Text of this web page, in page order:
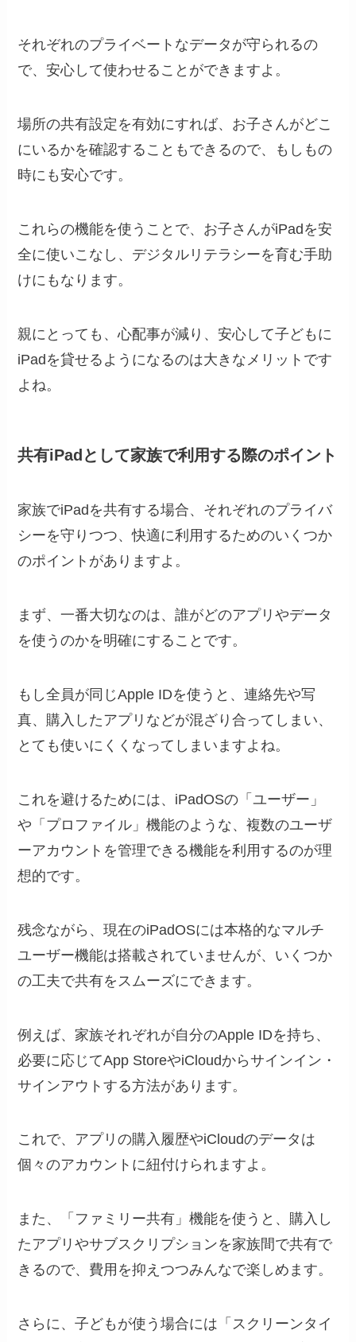
それぞれのプライベートなデータが守られるの
で、安心して使わせることができますよ。
場所の共有設定を有効にすれば、お子さんがどこ
にいるかを確認することもできるので、もしもの
時にも安心です。
これらの機能を使うことで、お子さんがiPadを安
全に使いこなし、デジタルリテラシーを育む手助
けにもなります。
親にとっても、心配事が減り、安心して子どもに
iPadを貸せるようになるのは大きなメリットです
よね。
共有iPadとして家族で利用する際のポイント
家族でiPadを共有する場合、それぞれのプライバ
シーを守りつつ、快適に利用するためのいくつか
のポイントがありますよ。
まず、一番大切なのは、誰がどのアプリやデータ
を使うのかを明確にすることです。
もし全員が同じApple IDを使うと、連絡先や写
真、購入したアプリなどが混ざり合ってしまい、
とても使いにくくなってしまいますよね。
これを避けるためには、iPadOSの「ユーザー」
や「プロファイル」機能のような、複数のユーザ
ーアカウントを管理できる機能を利用するのが理
想的です。
残念ながら、現在のiPadOSには本格的なマルチ
ユーザー機能は搭載されていませんが、いくつか
の工夫で共有をスムーズにできます。
例えば、家族それぞれが自分のApple IDを持ち、
必要に応じてApp StoreやiCloudからサインイン・
サインアウトする方法があります。
これで、アプリの購入履歴やiCloudのデータは
個々のアカウントに紐付けられますよ。
また、「ファミリー共有」機能を使うと、購入し
たアプリやサブスクリプションを家族間で共有で
きるので、費用を抑えつつみんなで楽しめます。
さらに、子どもが使う場合には「スクリーンタイ